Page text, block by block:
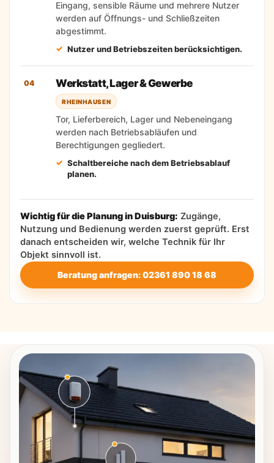
Eingang, sensible Räume und mehrere Nutzer
werden auf Öffnungs- und Schließzeiten
abgestimmt.
Nutzer und Betriebszeiten berücksichtigen.
04 Werkstatt, Lager & Gewerbe
RHEINHAUSEN
Tor, Lieferbereich, Lager und Nebeneingang
werden nach Betriebsabläufen und
Berechtigungen gegliedert.
Schaltbereiche nach dem Betriebsablauf
planen.
Wichtig für die Planung in Duisburg: Zugänge,
Nutzung und Bedienung werden zuerst geprüft. Erst
danach entscheiden wir, welche Technik für Ihr
Objekt sinnvoll ist.
Beratung anfragen: 02361 890 18 68